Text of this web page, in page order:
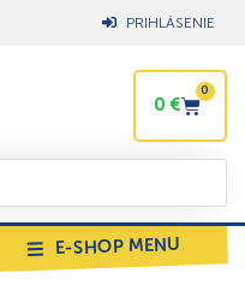
PRIHLÁSENIE
0 €
0
E-SHOP MENU